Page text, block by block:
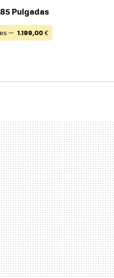
85 Pulgadas
— 1.199,00€